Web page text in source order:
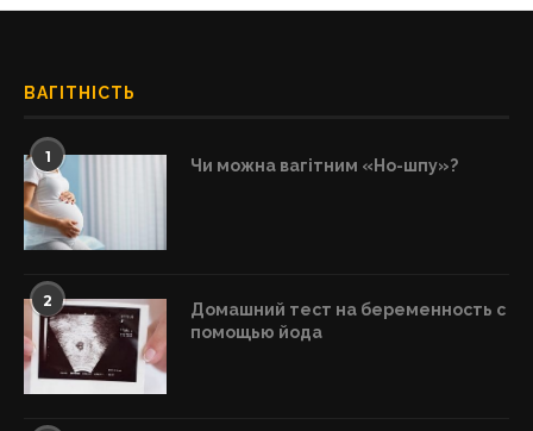
ВАГІТНІСТЬ
1 Чи можна вагітним «Но-шпу»?
2
Домашний тест на беременность с
помощью йода